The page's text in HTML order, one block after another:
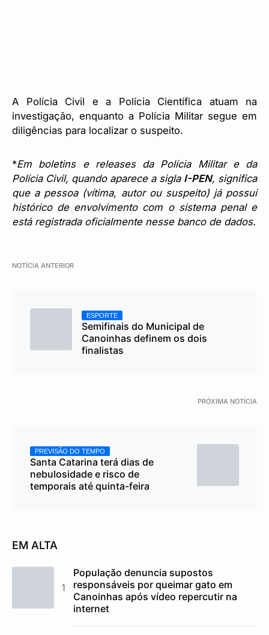
A Polícia Civil e a Polícia Científica atuam na
investigação, enquanto a Polícia Militar segue em
diligências para localizar o suspeito.
*Em boletins e releases da Polícia Militar e da
Polícia Civil, quando aparece a sigla I-PEN, significa
que a pessoa (vítima, autor ou suspeito) já possui
histórico de envolvimento com o sistema penal e
está registrada oficialmente nesse banco de dados.
NOTÍCIA ANTERIOR
ESPORTE
Semifinais do Municipal de
Canoinhas definem os dois
finalistas
PRÓXIMA NOTÍCIA
PREVISÃO DO TEMPO
Santa Catarina terá dias de
nebulosidade e risco de
temporais até quinta-feira
EM ALTA
População denuncia supostos
responsáveis por queimar gato em
Canoinhas após vídeo repercutir na
internet